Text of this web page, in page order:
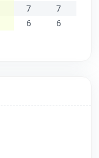
7 7
6 6